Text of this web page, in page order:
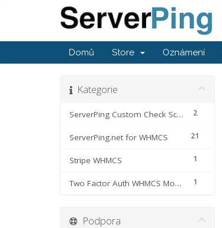
Domů Store Oznámení
Kategorie
2
ServerPing Custom Check Scripts
21
ServerPing.net for WHMCS
1
Stripe WHMCS
1
Two Factor Auth WHMCS Module
Podpora